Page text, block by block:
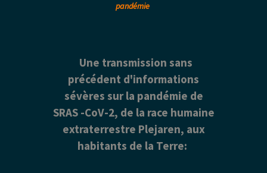
pandémie
Une transmission sans
précédent d'informations
sévères sur la pandémie de
SRAS -CoV-2, de la race humaine
extraterrestre Plejaren, aux
habitants de la Terre: